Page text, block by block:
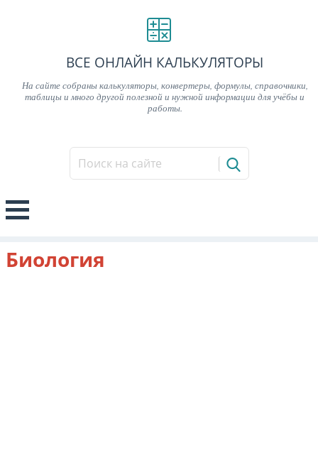
ВСЕ ОНЛАЙН КАЛЬКУЛЯТОРЫ
На сайте собраны калькуляторы, конвертеры, формулы, справочники,
таблицы и много другой полезной и нужной информации для учёбы и
работы.
Биология